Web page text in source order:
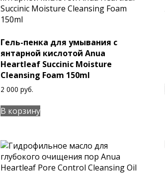
Гель-пенка для умывания с
янтарной кислотой Anua
Heartleaf Succinic Moisture
Cleansing Foam 150ml
2 000 руб.
В корзину